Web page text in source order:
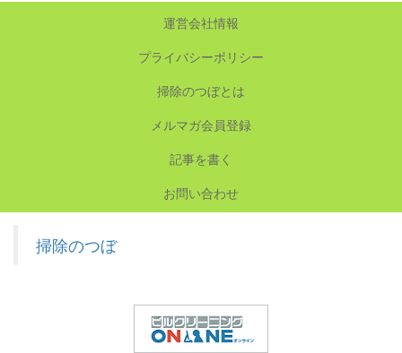
運営会社情報
プライバシーポリシー
掃除のつぼとは
メルマガ会員登録
記事を書く
お問い合わせ
掃除のつぼ